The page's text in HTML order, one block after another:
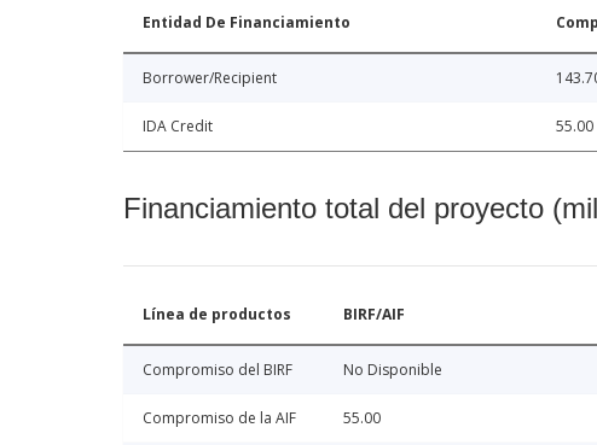
Entidad De Financiamiento
Borrower/Recipient
IDA Credit 55.00
Financiamiento total del proyecto
Línea de productos BIRF/AIF
Compromiso del BIRF No Disponible
Compromiso de la AIF 55.00